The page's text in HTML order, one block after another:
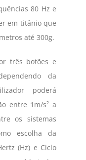
80 Hz e
em titânio que
até 300g.
três botões e
da
poderá
entre 1m/s² a
os sistemas
escolha da
(Hz) e Ciclo